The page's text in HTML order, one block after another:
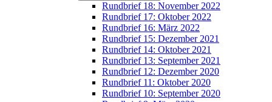
Rundbrief 18: November 2022
Rundbrief 17: Oktober 2022
Rundbrief 16: März 2022
Rundbrief 15: Dezember 2021
Rundbrief 14: Oktober 2021
Rundbrief 13: September 2021
Rundbrief 12: Dezember 2020
Rundbrief 11: Oktober 2020
Rundbrief 10: September 2020